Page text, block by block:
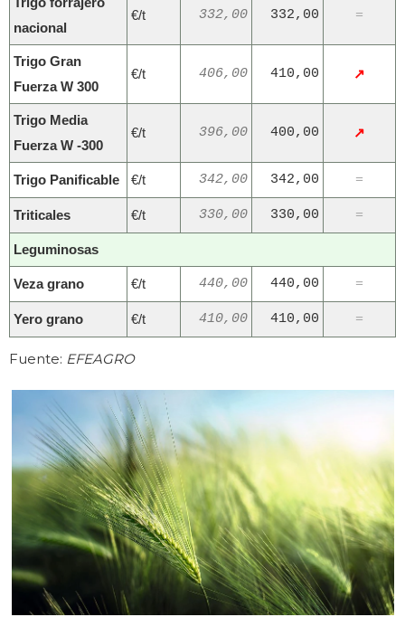
nacional
€/t 332,00 332,00 =
Trigo Gran
Fuerza W 300
€/t 406,00 410,00 ↗
Trigo Media
Fuerza W -300
€/t 396,00 400,00 ↗
Trigo Panificable €/t 342,00 342,00 =
Triticales €/t 330,00 330,00 =
Leguminosas
Veza grano €/t 440,00 440,00 =
Yero grano €/t 410,00 410,00 =
Fuente: EFEAGRO